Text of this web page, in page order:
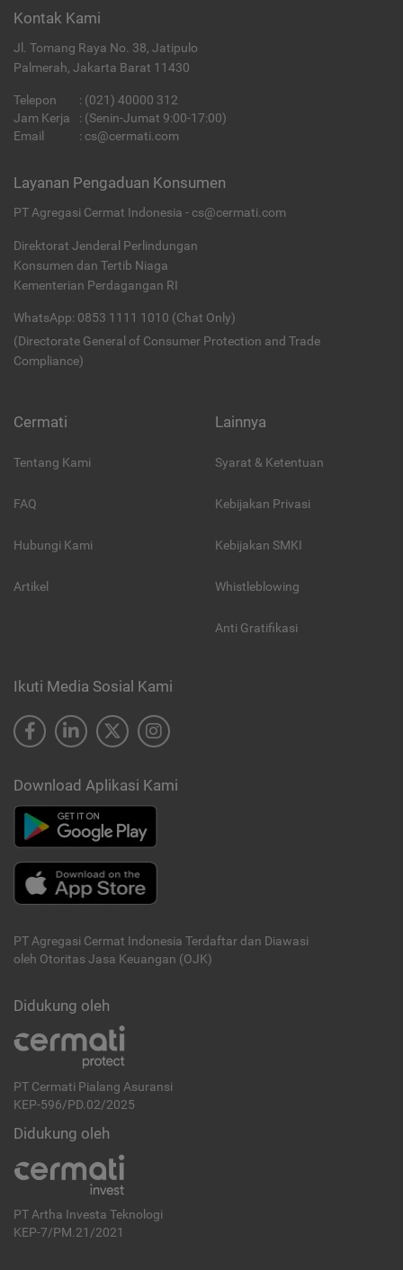
Kontak Kami
Jl. Tomang Raya No. 38, Jatipulo
Palmerah, Jakarta Barat 11430
Telepon : (021) 40000 312
Jam Kerja
: (Senin-Jumat 9:00-17:00)
Email
: cs@cermati.com
Layanan Pengaduan Konsumen
PT Agregasi Cermat Indonesia - cs@cermati.com
Direktorat Jenderal Perlindungan
Konsumen dan Tertib Niaga
Kementerian Perdagangan RI
WhatsApp: 0853 1111 1010 (Chat Only)
(Directorate General of Consumer Protection and Trade
Compliance)
Cermati
Tentang Kami
FAQ
Hubungi Kami
Artikel
Lainnya
Syarat & Ketentuan
Kebijakan Privasi
Kebijakan SMKI
Whistleblowing
Anti Gratifikasi
Ikuti Media Sosial Kami
Download Aplikasi Kami
PT Agregasi Cermat Indonesia Terdaftar dan Diawasi
oleh Otoritas Jasa Keuangan (OJK)
Didukung oleh
PT Cermati Pialang Asuransi
KEP-596/PD.02/2025
Didukung oleh
PT Artha Investa Teknologi
KEP-7/PM.21/2021